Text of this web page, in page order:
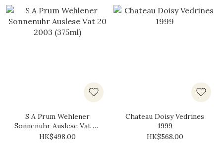
S A Prum Wehlener
Sonnenuhr Auslese Vat 20
2003 (375ml)
HK$498.00
Chateau Doisy Vedrines
1999
HK$568.00